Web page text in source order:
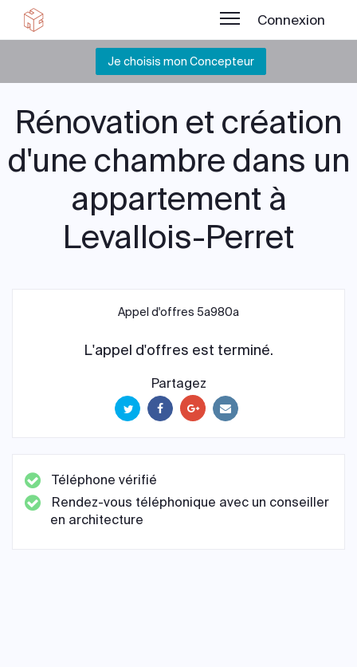
Connexion
Je choisis mon Concepteur
Rénovation et création
d'une chambre dans un
appartement à
Levallois-Perret
Appel d'offres 5a980a
L'appel d'offres est terminé.
Partagez
Téléphone vérifié
Rendez-vous téléphonique avec un conseiller
en architecture